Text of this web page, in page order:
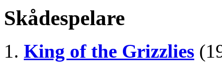
Skådespelare
King of the Grizzlies